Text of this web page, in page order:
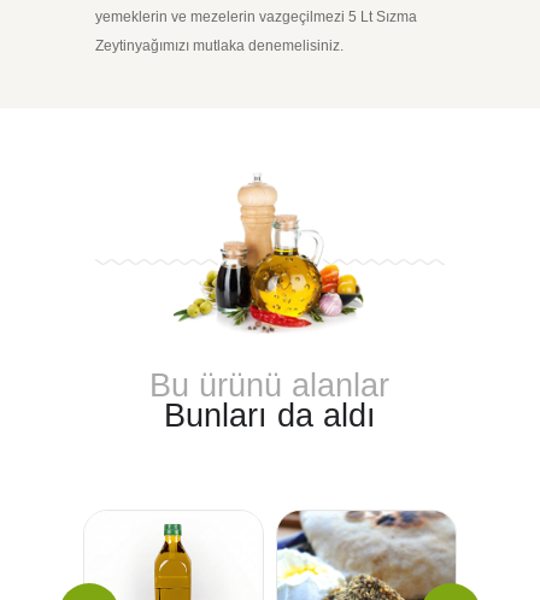
yemeklerin ve mezelerin vazgeçilmezi 5 Lt Sızma
Zeytinyağımızı mutlaka denemelisiniz.
Bu ürünü alanlar
Bunları da aldı